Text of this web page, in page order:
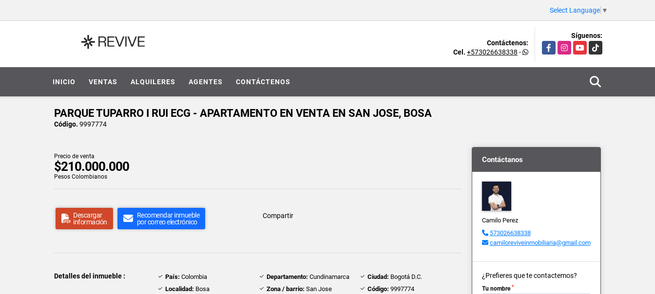
Select Language ▼
Contáctenos:
Cel. +573026638338 -
Síguenos:
FacebookInstagramYouTubeTikTok
INICIO VENTAS ALQUILERES AGENTES CONTÁCTENOS
PARQUE TUPARRO I RUI ECG - APARTAMENTO EN VENTA EN SAN JOSE, BOSA
Código. 9997774
Precio de venta
$210.000.000
Pesos Colombianos
Descargar
información
Recomendar inmueble
por correo electrónico
Compartir
Detalles del inmueble : País: Colombia Departamento: Cundinamarca Ciudad: Bogotá D.C.
Localidad: Bosa Zona / barrio: San Jose Código: 9997774
Contáctanos
Camilo Perez
573026638338
camiloreviveinmobiliaria@gmail.com
¿Prefieres que te contactemos?
Tu nombre *